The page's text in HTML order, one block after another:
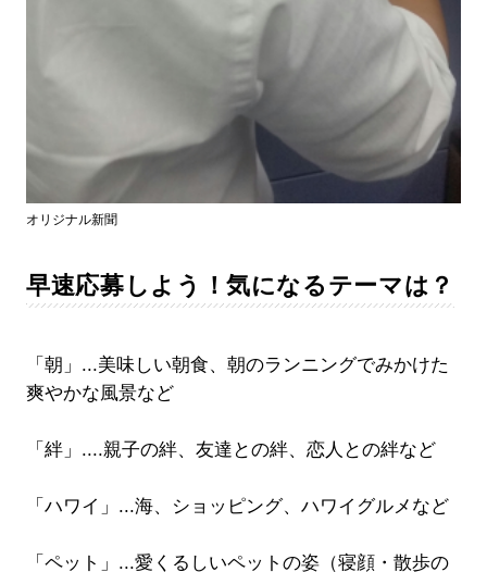
オリジナル新聞
早速応募しよう！気になるテーマは？
「朝」...美味しい朝食、朝のランニングでみかけた
爽やかな風景など
「絆」....親子の絆、友達との絆、恋人との絆など
「ハワイ」...海、ショッピング、ハワイグルメなど
「ペット」...愛くるしいペットの姿（寝顔・散歩の